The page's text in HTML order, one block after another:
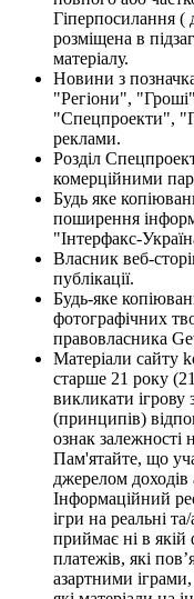
Гіперпосилання (
розміщена в
матеріалу.
Новини з
"Регіони",
"Спецпроекти",
реклами.
Розділ
комерційними
Будь яке
поширення
"Інтерфакс-
Власник веб-
публікації.
Будь-яке
фотографічних
правовласника
Матеріали сайту
старше 21 року
викликати ігрову
(принципів)
ознак залежності
Пам'ятайте, що
джерелом доходів
Інформаційний
ігри на реальні
приймає ні в якій
платежів, які
азартними